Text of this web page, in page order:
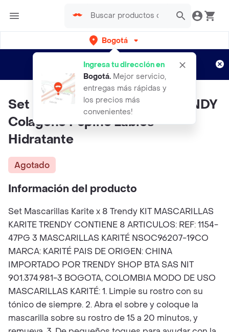
Bogotá
Ingresa tu dirección en
Bogotá. Mejor servicio,
entregas más rápidas y
los precios más
convenientes!
envíos gratis por semanas
Aplican TyC
Set Mascarillas Karite X 8 TRENDY
Colageno Pepino Labios
Hidratante
Agotado
Información del producto
Set Mascarillas Karite x 8 Trendy KIT MASCARILLAS
KARITE TRENDY CONTIENE 8 ARTICULOS: REF: 1154-
47PG 3 MASCARILLAS KARITÉ NSOC96207-19CO
MARCA: KARITÉ PAIS DE ORIGEN: CHINA
IMPORTADO POR TRENDY SHOP BTA SAS NIT
901.374.981-3 BOGOTA, COLOMBIA MODO DE USO
MASCARILLAS KARITÉ: 1. Limpie su rostro con su
tónico de siempre. 2. Abra el sobre y coloque la
mascarilla sobre su rostro de 15 a 20 minutos, y